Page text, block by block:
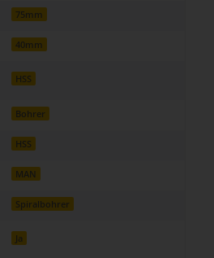
75mm
40mm
HSS
Bohrer
HSS
MAN
Spiralbohrer
Ja